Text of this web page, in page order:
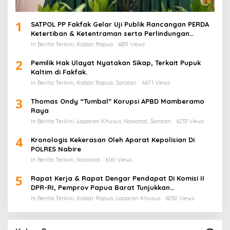
1
SATPOL PP Fakfak Gelar Uji Publik Rancangan PERDA
Ketertiban & Ketentraman serta Perlindungan
Masyarakat
In Berita Terkini, Kabar Papua 6831 Views
2
Pemilik Hak Ulayat Nyatakan Sikap, Terkait Pupuk
Kaltim di Fakfak.
In Berita Terkini, Kabar Papua, Sorotan 6671 Views
3
Thomas Ondy “Tumbal” Korupsi APBD Mamberamo
Raya
In Berita Terkini, Laporan Khusus, Nasional, Sorotan 6233 Views
4
Kronologis Kekerasan Oleh Aparat Kepolisian Di
POLRES Nabire
In Berita Terkini, Nasional 6161 Views
5
Rapat Kerja & Rapat Dengar Pendapat Di Komisi II
DPR-RI, Pemprov Papua Barat Tunjukkan
Keberpihakan Terhadap Aspirasi Masyarakat!
In Berita Terkini, Kabar Papua, Laporan Khusus 6092 Views